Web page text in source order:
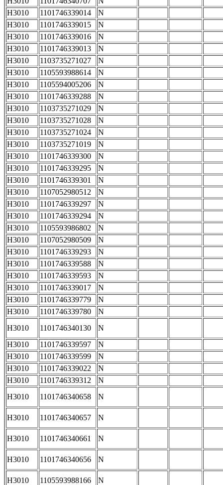
H3010
1101746339014
N
H3010
1101746339015
N
H3010
1101746339016
N
H3010
1101746339013
N
H3010
1103735271027
N
H3010
1105593988614
N
H3010
1105594005206
N
H3010
1101746339288
N
H3010
1103735271029
N
H3010
1103735271028
N
H3010
1103735271024
N
H3010
1103735271019
N
H3010
1101746339300
N
H3010
1101746339295
N
H3010
1101746339301
N
H3010
1107052980512
N
H3010
1101746339297
N
H3010
1101746339294
N
H3010
1105593986802
N
H3010
1107052980509
N
H3010
1101746339293
N
H3010
1101746339588
N
H3010
1101746339593
N
H3010
1101746339017
N
H3010
1101746339779
N
H3010
1101746339780
N
H3010
1101746340130
N
H3010
1101746339597
N
H3010
1101746339599
N
H3010
1101746339022
N
H3010
1101746339312
N
H3010
1101746340658 N
H3010 1101746340657 N
H3010 1101746340661 N
H3010 1101746340656 N
H3010 1105593988166 N